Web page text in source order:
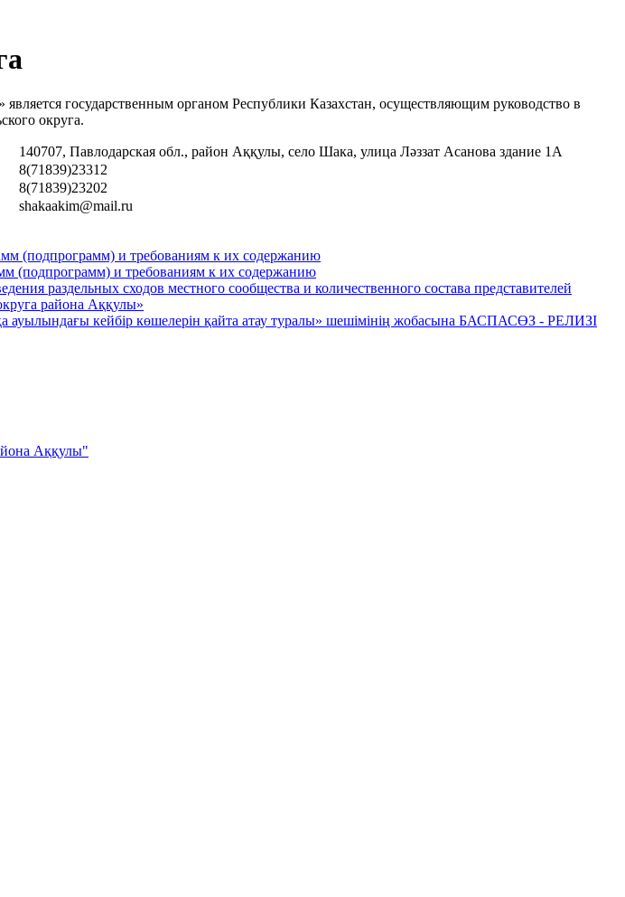
государственным органом Республики Казахстан, осуществляющим руководство в
округа.
140707, Павлодарская обл., район Аққулы, село Шака, улица Ләззат Асанова здание 1А
8(71839)23312
8(71839)23202
shakaakim@mail.ru
(подпрограмм) и требованиям к их содержанию
(подпрограмм) и требованиям к их содержанию
раздельных сходов местного сообщества и количественного состава представителей
района Аққулы»
ауылындағы кейбір көшелерін қайта атау туралы» шешімінің жобасына БАСПАСӨЗ - РЕЛИЗІ
Аққулы"